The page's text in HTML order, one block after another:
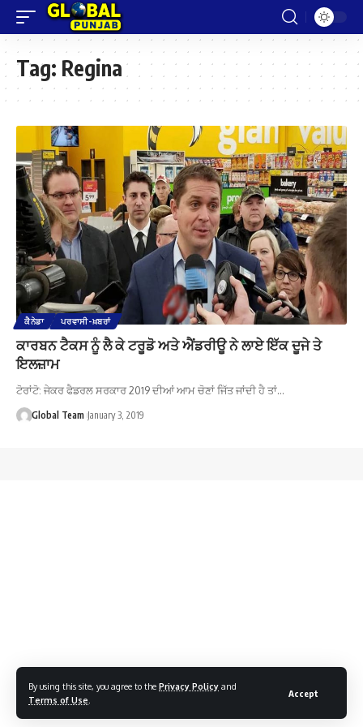
By using this site, you agree to the Privacy Policy and
Terms of Use
Accept
Tag: Regina
ਕੈਨੇਡਾ ਪਰਵਾਸੀ-ਖ਼ਬਰਾਂ
ਕਾਰਬਨ ਟੈਕਸ ਨੂੰ ਲੈ ਕੇ ਟਰੂਡੋ ਅਤੇ ਐਂਡਰੀਊ ਨੇ ਲਾਏ ਇੱਕ ਦੂਜੇ ਤੇ
ਇਲਜ਼ਾਮ
ਟੋਰਾਂਟੋ: ਜੇਕਰ ਫੈਡਰਲ ਸਰਕਾਰ 2019 ਦੀਆਂ ਆਮ ਚੋਣਾਂ ਜਿੱਤ ਜਾਂਦੀ ਹੈ ਤਾਂ…
Global Team January 3, 2019